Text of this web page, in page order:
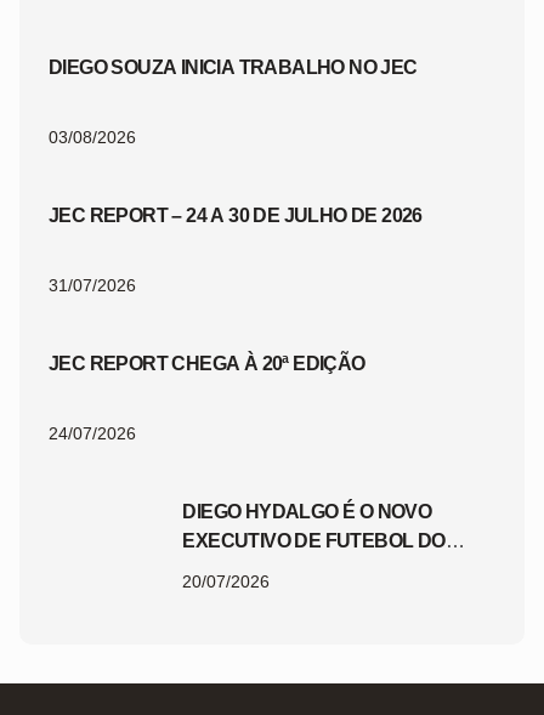
DIEGO SOUZA INICIA TRABALHO NO JEC
03/08/2026
JEC REPORT – 24 A 30 DE JULHO DE 2026
31/07/2026
JEC REPORT CHEGA À 20ª EDIÇÃO
24/07/2026
DIEGO HYDALGO É O NOVO
EXECUTIVO DE FUTEBOL DO
20/07/2026